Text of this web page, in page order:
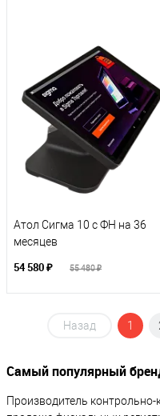
Атол Сигма 10 с ФН на 36
месяцев
54 580 ₽ 55 480 ₽
Назад 1
Самый популярный
Производитель